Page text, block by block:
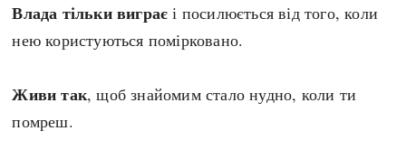
Влада тільки виграє і посилюється від того, коли
нею користуються помірковано.
Живи так, щоб знайомим стало нудно, коли ти
помреш.